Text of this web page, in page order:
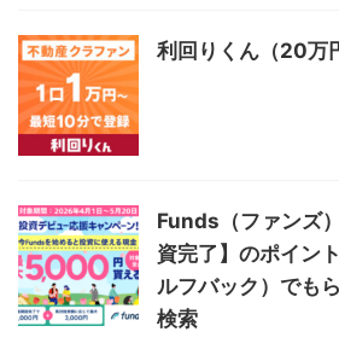
資にかかる登場人物のうち、銀行と販売業
ません。全てのリスクを受け入れさせられ
す。 数千万円の買い物をするにあたって
専門家に伴走してもらうことは不可欠では
で、承認作業までの期間が長い点では不安
資系の案件は、一件あたりの単価は高い
利用者
利回りくん（20万
Funds（ファンズ
資完了】のポイン
ルフバック）でも
検索